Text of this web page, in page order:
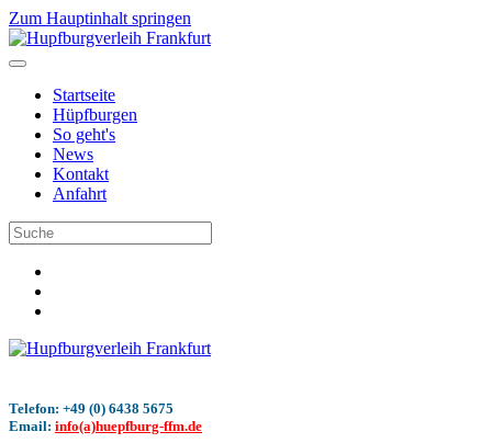
Zum Hauptinhalt springen
Startseite
Hüpfburgen
So geht's
News
Kontakt
Anfahrt
Telefon: +49 (0) 6438 5675
Email: info(a)huepfburg-ffm.de